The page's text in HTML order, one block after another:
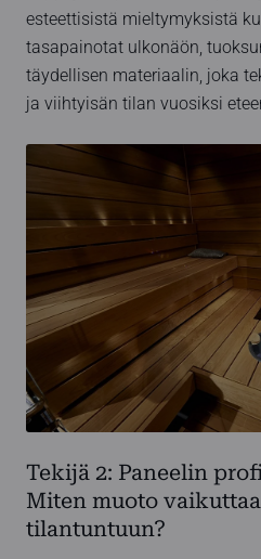
esteettisistä mieltymyksistä
tasapainotat ulkonäön,
täydellisen materiaalin, joka
ja viihtyisän tilan vuosiksi
Tekijä 2: Paneelin
Miten muoto
tilantuntuun?